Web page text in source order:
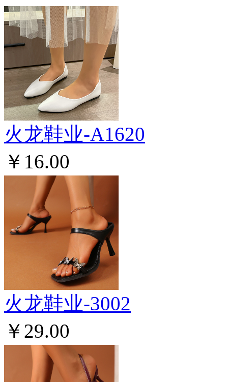
火龙鞋业-A1620
￥16.00
火龙鞋业-3002
￥29.00